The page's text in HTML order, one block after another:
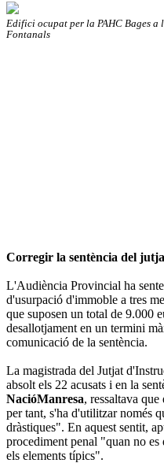
Edifici ocupat per la PAHC Bages
Fontanals
Corregir la sentència del
L'Audiència Provincial ha
d'usurpació d'immoble a tres
que suposen un total de 9.000
desallotjament en un termini
comunicació de la sentència.
La magistrada del Jutjat
absolt els 22 acusats i en la
NacióManresa, ressaltava
per tant, s'ha d'utilitzar només
dràstiques". En aquest sentit,
procediment penal "quan no es
els elements típics".